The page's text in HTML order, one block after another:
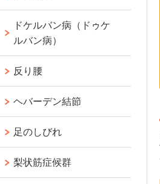
ドケルバン病（ドゥケ
ルバン病）
反り腰
ヘバーデン結節
足のしびれ
梨状筋症候群